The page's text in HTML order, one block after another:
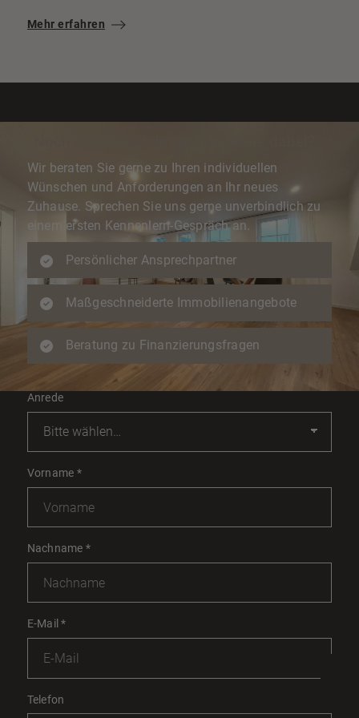
Mehr erfahren
Wir beraten Sie gerne zu Ihren individuellen
Wünschen und Anforderungen an Ihr neues
Zuhause. Sprechen Sie uns gerne unverbindlich zu
einem ersten Kennenlern-Gespräch an.
Persönlicher Ansprechpartner
Maßgeschneiderte Immobilienangebote
Beratung zu Finanzierungsfragen
Anrede
Vorname *
Nachname *
E-Mail*
Telefon